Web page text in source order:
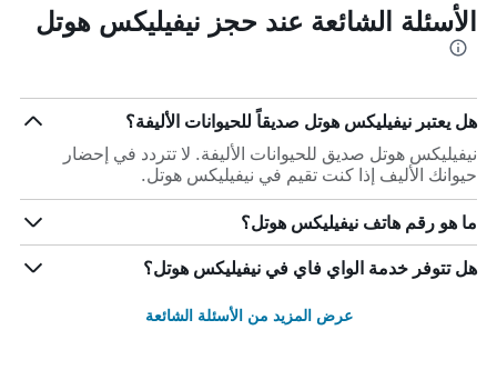
الأسئلة الشائعة عند حجز نيفيليكس هوتل
هل يعتبر نيفيليكس هوتل صديقاً للحيوانات الأليفة؟
نيفيليكس هوتل صديق للحيوانات الأليفة. لا تتردد في إحضار
حيوانك الأليف إذا كنت تقيم في نيفيليكس هوتل.
ما هو رقم هاتف نيفيليكس هوتل؟
هل تتوفر خدمة الواي فاي في نيفيليكس هوتل؟
عرض المزيد من الأسئلة الشائعة